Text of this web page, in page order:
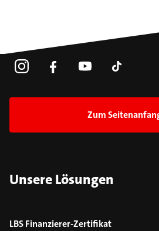
Zum
Unsere Lösungen
LBS Finanzierer-Zertifikat